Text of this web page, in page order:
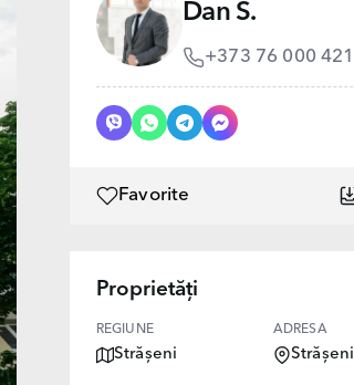
Dan S.
+373 76 000 421
Favorite
Proprietăți
REGIUNE
Strășeni
ADRESA
Strășeni